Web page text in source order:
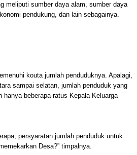
meliputi sumber daya alam, sumber daya
pendukung, dan lain sebagainya.
kouta jumlah penduduknya. Apalagi,
sampai selatan, jumlah penduduk yang
beberapa ratus Kepala Keluarga
persyaratan jumlah penduduk untuk
Desa?” timpalnya.